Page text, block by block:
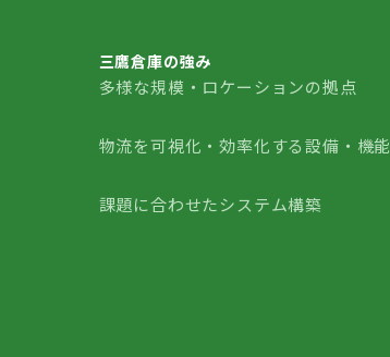
三鷹倉庫の強み
三鷹倉庫の強み
多様な規模・ロケーションの拠点
物流を可視化・効率化する設備・機能
課題に合わせたシステム構築